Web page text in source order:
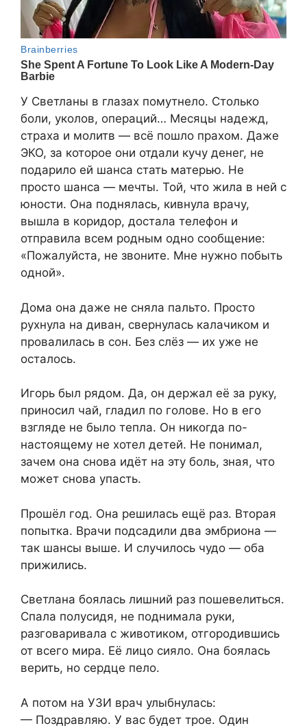
У Светланы в глазах помутнело. Столько
боли, уколов, операций… Месяцы надежд,
страха и молитв — всё пошло прахом. Даже
ЭКО, за которое они отдали кучу денег, не
подарило ей шанса стать матерью. Не
просто шанса — мечты. Той, что жила в ней с
юности. Она поднялась, кивнула врачу,
вышла в коридор, достала телефон и
отправила всем родным одно сообщение:
«Пожалуйста, не звоните. Мне нужно побыть
одной».
Дома она даже не сняла пальто. Просто
рухнула на диван, свернулась калачиком и
провалилась в сон. Без слёз — их уже не
осталось.
Игорь был рядом. Да, он держал её за руку,
приносил чай, гладил по голове. Но в его
взгляде не было тепла. Он никогда по-
настоящему не хотел детей. Не понимал,
зачем она снова идёт на эту боль, зная, что
может снова упасть.
Прошёл год. Она решилась ещё раз. Вторая
попытка. Врачи подсадили два эмбриона —
так шансы выше. И случилось чудо — оба
прижились.
Светлана боялась лишний раз пошевелиться.
Спала полусидя, не поднимала руки,
разговаривала с животиком, отгородившись
от всего мира. Её лицо сияло. Она боялась
верить, но сердце пело.
А потом на УЗИ врач улыбнулась:
— Поздравляю. У вас будет трое. Один